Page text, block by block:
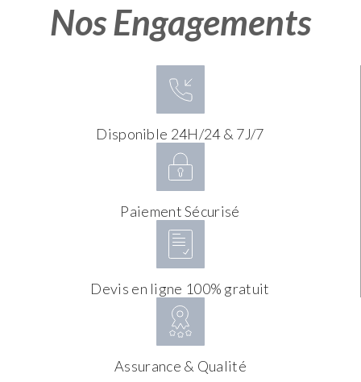
Nos Engagements
Disponible 24H/24 & 7J/7
Paiement Sécurisé
Devis en ligne 100% gratuit
Assurance & Qualité